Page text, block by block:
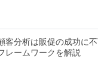
客分析は販促の成功に
レームワークを解説